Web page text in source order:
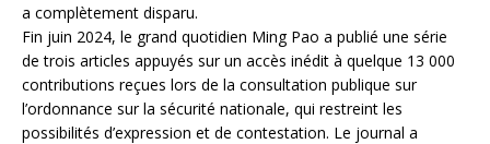
a complètement disparu.
Fin juin 2024, le grand quotidien Ming Pao a publié une série
de trois articles appuyés sur un accès inédit à quelque 13 000
contributions reçues lors de la consultation publique sur
l’ordonnance sur la sécurité nationale, qui restreint les
possibilités d’expression et de contestation. Le journal a